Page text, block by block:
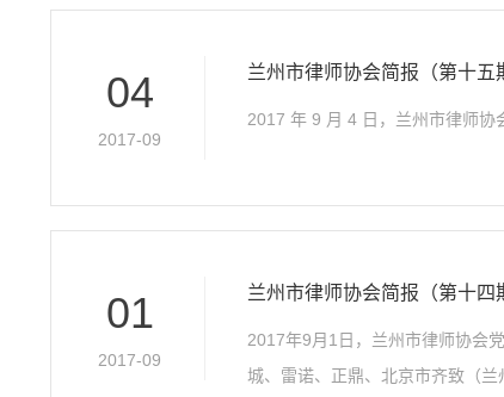
04
2017-09
兰州市律师协会简报（第十五
2017 年 9 月 4 日，兰州市律师协
01
2017-09
兰州市律师协会简报（第十四
2017年9月1日，兰州市律师协会
城、雷诺、正鼎、北京市齐致（